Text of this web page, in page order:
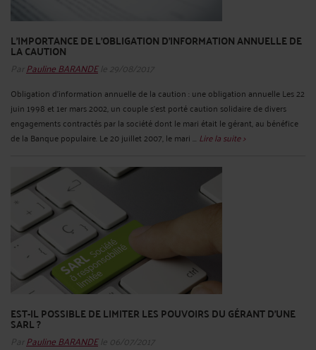
L’IMPORTANCE DE L’OBLIGATION D’INFORMATION ANNUELLE DE
LA CAUTION
Par Pauline BARANDEle 29/08/2017
Obligation d’information annuelle de la caution : une obligation annuelle Les 22
juin 1998 et 1er mars 2002, un couple s’est porté caution solidaire de divers
engagements contractés par la société dont le mari était le gérant, au bénéfice
de la Banque populaire. Le 20 juillet 2007, le mari ... Lire la suite >
EST-IL POSSIBLE DE LIMITER LES POUVOIRS DU GÉRANT D’UNE
SARL ?
Par Pauline BARANDEle 06/07/2017